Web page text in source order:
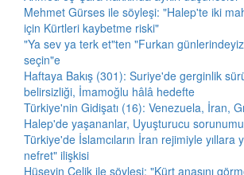
Mehmet Gürses ile söyleşi: "Halep'te iki
için Kürtleri kaybetme riski"
"Ya sev ya terk et"ten "Furkan günlerindeyiz,
seçin"e
Haftaya Bakış (301): Suriye'de gerginlik
belirsizliği, İmamoğlu hâlâ hedefte
Türkiye'nin Gidişatı (16): Venezuela, İran,
Halep'de yaşananlar, Uyuşturucu
Türkiye'de İslamcıların İran rejimiyle yıllara
nefret" ilişkisi
Hüseyin Çelik ile söyleşi: "Kürt anasını